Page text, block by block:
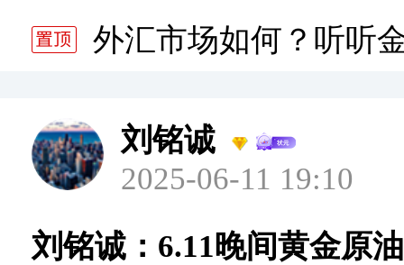
分析师静雅老师的分
外汇市场如何？听听
刘铭诚
2025-06-11 19:10
刘铭诚：6.11晚间黄金原